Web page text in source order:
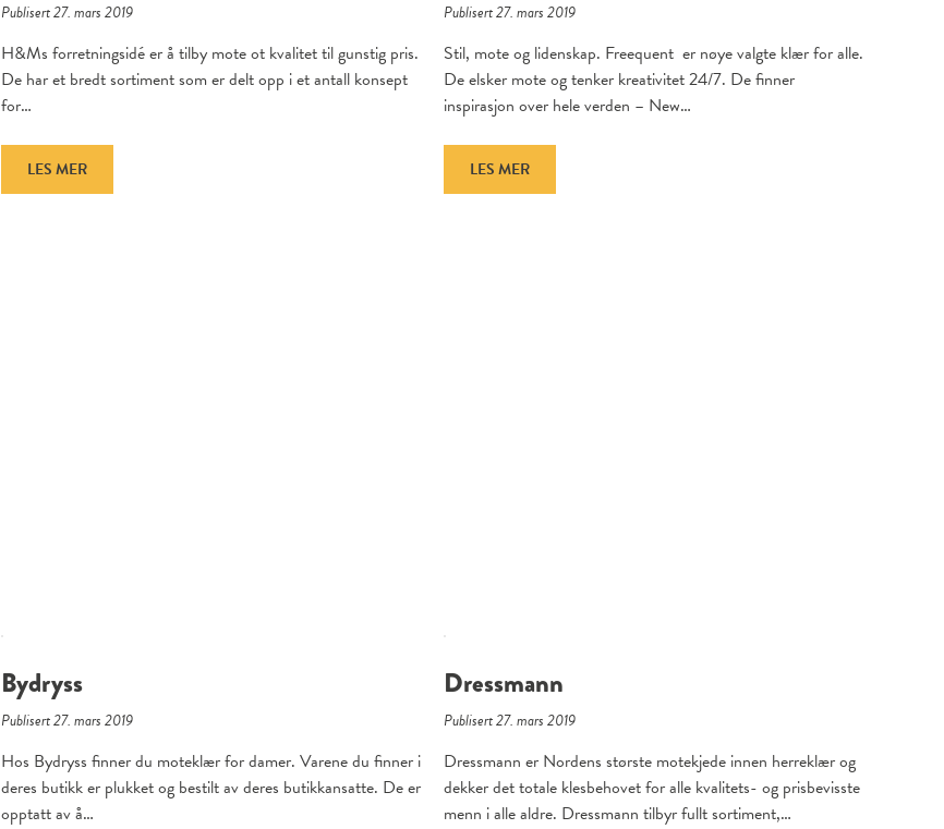
Publisert 27. mars 2019
H&Ms forretningsidé er å tilby mote ot kvalitet til gunstig pris.
De har et bredt sortiment som er delt opp i et antall konsept
for…
LES MER
Publisert 27. mars 2019
Stil, mote og lidenskap. Freequent er nøye valgte klær for alle.
De elsker mote og tenker kreativitet 24/7. De finner
inspirasjon over hele verden – New…
LES MER
Bydryss
Publisert 27. mars 2019
Hos Bydryss finner du moteklær for damer. Varene du finner i
deres butikk er plukket og bestilt av deres butikkansatte. De er
opptatt av å…
Dressmann
Publisert 27. mars 2019
Dressmann er Nordens største motekjede innen herreklær og
dekker det totale klesbehovet for alle kvalitets- og prisbevisste
menn i alle aldre. Dressmann tilbyr fullt sortiment,…